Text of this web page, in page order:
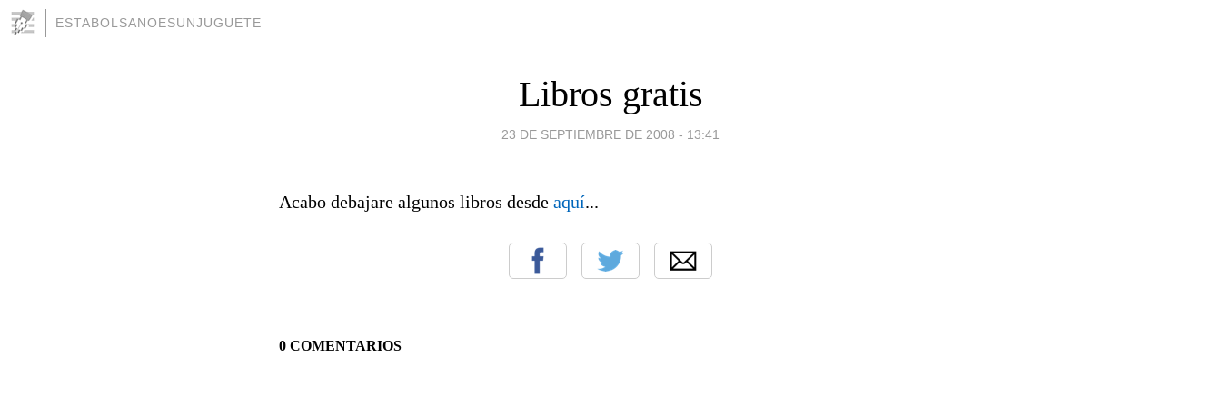
ESTABOLSANOESUNJUGUETE
Libros gratis
23 DE SEPTIEMBRE DE 2008 - 13:41
Acabo debajare algunos libros desde aquí...
0 COMENTARIOS